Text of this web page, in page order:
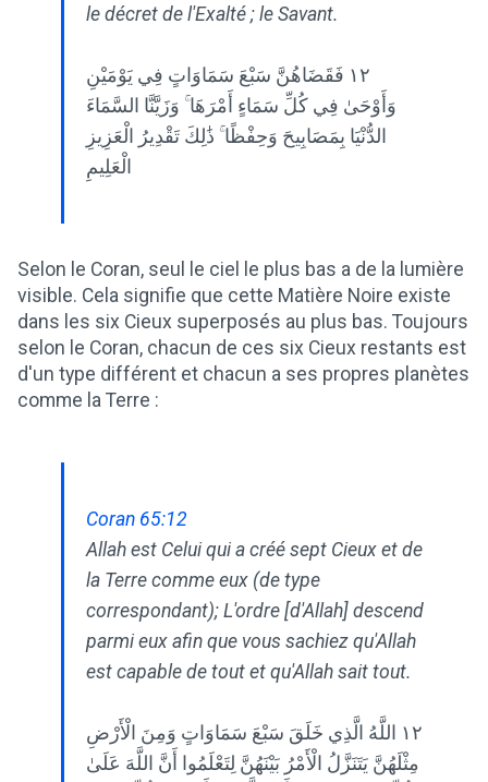
le décret de l'Exalté ; le Savant.
١٢ فَقَضَاهُنَّ سَبْعَ سَمَاوَاتٍ فِي يَوْمَيْنِ
وَأَوْحَىٰ فِي كُلِّ سَمَاءٍ أَمْرَهَا ۚ وَزَيَّنَّا السَّمَاءَ
الدُّنْيَا بِمَصَابِيحَ وَحِفْظًا ۚ ذَٰلِكَ تَقْدِيرُ الْعَزِيزِ
الْعَلِيمِ
Selon le Coran, seul le ciel le plus bas a de la lumière
visible. Cela signifie que cette Matière Noire existe
dans les six Cieux superposés au plus bas. Toujours
selon le Coran, chacun de ces six Cieux restants est
d'un type différent et chacun a ses propres planètes
comme la Terre :
Coran 65:12
Allah est Celui qui a créé sept Cieux et de
la Terre comme eux (de type
correspondant); L'ordre [d'Allah] descend
parmi eux afin que vous sachiez qu'Allah
est capable de tout et qu'Allah sait tout.
١٢ اللَّهُ الَّذِي خَلَقَ سَبْعَ سَمَاوَاتٍ وَمِنَ الْأَرْضِ
مِثْلَهُنَّ يَتَنَزَّلُ الْأَمْرُ بَيْنَهُنَّ لِتَعْلَمُوا أَنَّ اللَّهَ عَلَىٰ